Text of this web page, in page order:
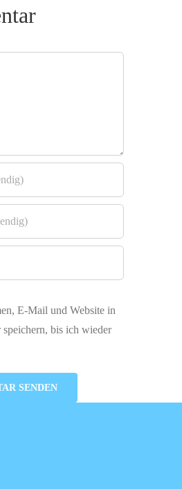
E-Mail und Website in
speichern, bis ich wieder